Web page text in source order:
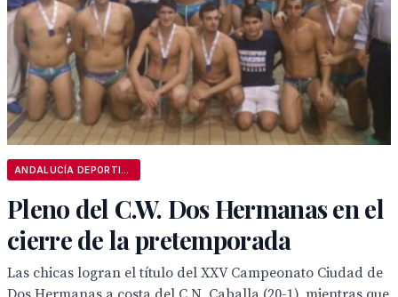
Pleno del C.W. Dos Hermanas en el
cierre de la pretemporada
Las chicas logran el título del XXV Campeonato Ciudad de